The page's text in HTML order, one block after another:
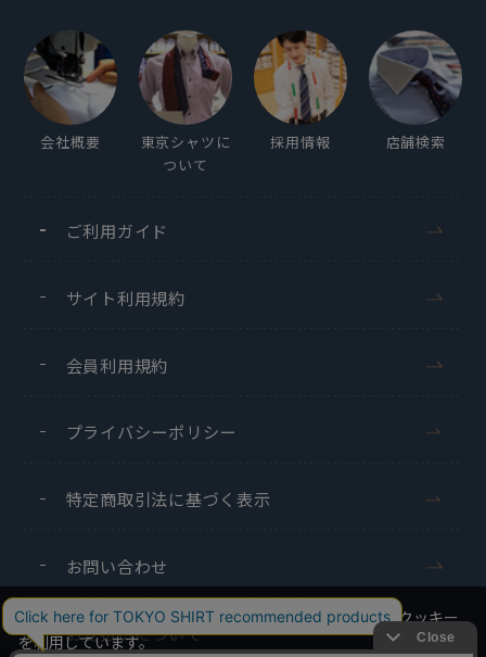
会社概要
東京シャツに
ついて
採用情報 店舗検索
ご利用ガイド
サイト利用規約
会員利用規約
プライバシーポリシー
特定商取引法に基づく表示
お問い合わせ
お支払いについて
当社のウェブサイトでは、お客様の利便性向上のためにクッキー
を利用しています。